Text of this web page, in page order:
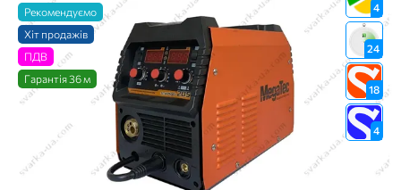
Рекомендуємо
Хіт продажів
ПДВ
Гарантія 36 м
4
24
18
4